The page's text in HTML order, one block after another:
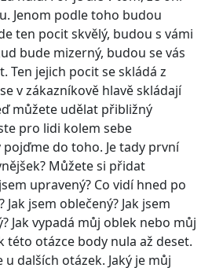
Jenom podle toho budou
ten pocit skvělý, budou s vámi
bude mizerný, budou se vás
Ten jejich pocit se skládá z
v zákazníkově hlavě skládají
můžete udělat přibližný
pro lidi kolem sebe
do toho. Je tady první
Můžete si přidat
upravený? Co vidí hned po
jsem oblečený? Jak jsem
Jak vypadá můj oblek nebo můj
této otázce body nula až deset.
dalších otázek. Jaký je můj